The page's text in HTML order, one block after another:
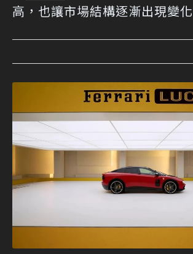
高，也讓市場結構逐漸出現變化